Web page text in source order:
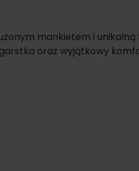
mankietem i
oraz wyjątkowy